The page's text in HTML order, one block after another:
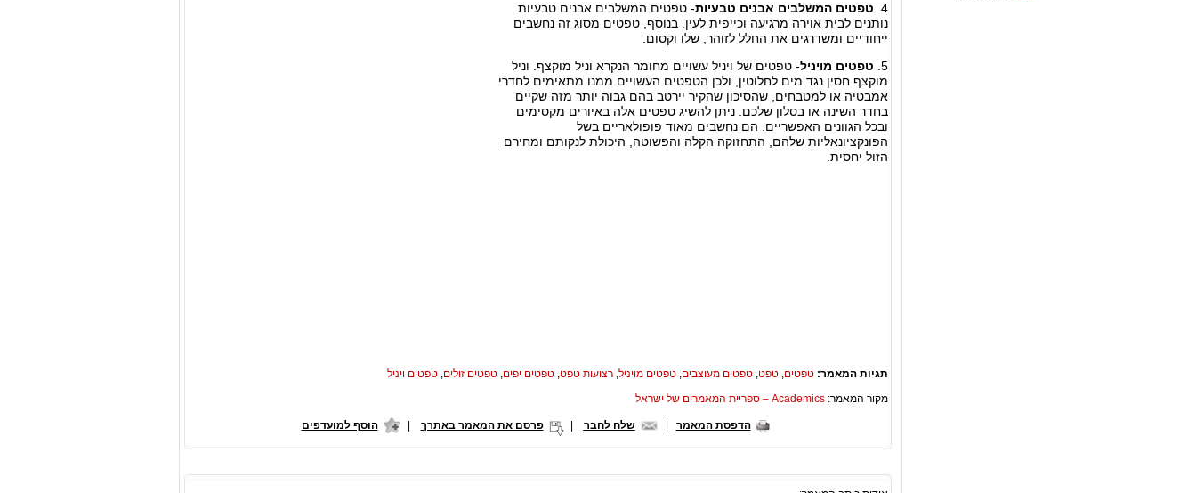
4. טפטים המשלבים אבנים טבעיות- טפטים המשלבים אבנים טבעיות
נותנים לבית אוירה מרגיעה וכייפית לעין. בנוסף, טפטים מסוג זה נחשבים
ייחודיים ומשדרגים את החלל לזוהר, שלו וקסום.
5. טפטים מויניל- טפטים של ויניל עשויים מחומר הנקרא וניל מוקצף. וניל
מוקצף חסין נגד מים לחלוטין, ולכן הטפטים העשויים ממנו מתאימים לחדרי
אמבטיה או למטבחים, שהסיכון שהקיר יירטב בהם גבוה יותר מזה שקיים
בחדר השינה או בסלון שלכם. ניתן להשיג טפטים אלה באיורים מקסימים
ובכל הגוונים האפשריים. הם נחשבים מאוד פופולאריים בשל
הפונקציונאליות שלהם, התחזוקה הקלה והפשוטה, היכולת לנקותם ומחירם
הזול יחסית.
תגיות המאמר: טפטים, טפט, טפטים מעוצבים, טפטים מויניל, רצועות טפט, טפטים יפים, טפטים זולים, טפטים ויניל
מקור המאמר: Academics – ספריית המאמרים של ישראל
הדפסת המאמר שלח לחבר פרסם את המאמר באתרך | הוסף למועדפים